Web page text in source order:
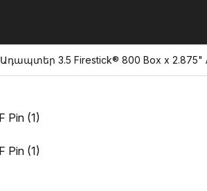
Ադապտեր 3.5 Firestick® 800 Box x 2.875"